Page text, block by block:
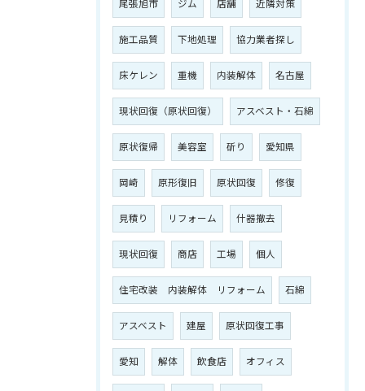
尾張旭市 ジム 店舗 近隣対策
施工品質 下地処理 協力業者探し
床ケレン 重機 内装解体 名古屋
現状回復（原状回復） アスベスト・石綿
原状復帰 美容室 斫り 愛知県
岡崎 原形復旧 原状回復 修復
見積り リフォーム 什器撤去
現状回復 商店 工場 個人
住宅改装 内装解体 リフォーム 石綿
アスベスト 建屋 原状回復工事
愛知 解体 飲食店 オフィス